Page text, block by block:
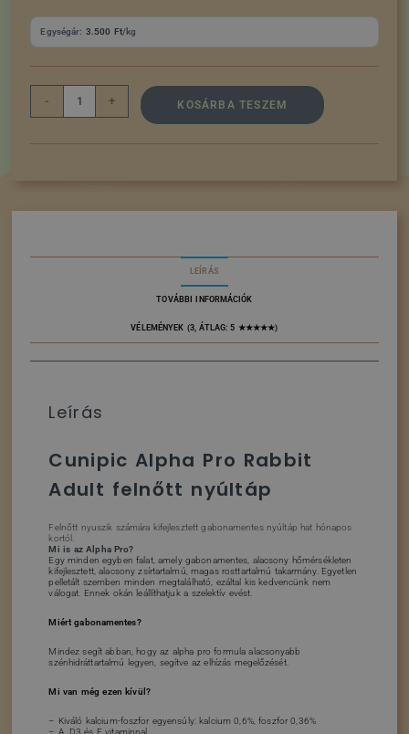
Egységár: 3.500 Ft/kg
- + KOSÁRBA TESZEM
LEÍRÁS
TOVÁBBI INFORMÁCIÓK
VÉLEMÉNYEK (3, ÁTLAG: 5 ★★★★★)
Leírás
Cunipic Alpha Pro Rabbit
Adult felnőtt nyúltáp
Felnőtt nyuszik számára kifejlesztett gabonamentes nyúltáp hat hónapos
kortól.
Mi is az Alpha Pro?
Egy minden egyben falat, amely gabonamentes, alacsony hőmérsékleten
kifejlesztett, alacsony zsírtartalmú, magas rosttartalmú takarmány. Egyetlen
pelletált szemben minden megtalálható, ezáltal kis kedvencünk nem
válogat. Ennek okán leállíthatjuk a szelektív evést.
Miért gabonamentes?
Mindez segít abban, hogy az alpha pro formula alacsonyabb
szénhidráttartalmú legyen, segítve az elhízás megelőzését.
Mi van még ezen kívül?
– Kiváló kalcium-foszfor egyensúly: kalcium 0,6%, foszfor 0,36%